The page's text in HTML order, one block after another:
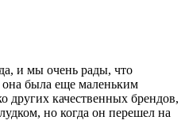
и мы очень рады, что
она была еще маленьким
других качественных брендов,
но когда он перешел на